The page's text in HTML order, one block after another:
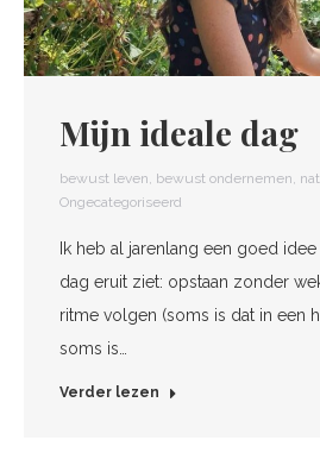
Mijn ideale dag
bewust leven, bewust ondernemen,
Ongecategoriseerd
Ik heb al jarenlang een goed
dag eruit ziet: opstaan zonder
ritme volgen (soms is dat in een
soms is…
Verder lezen